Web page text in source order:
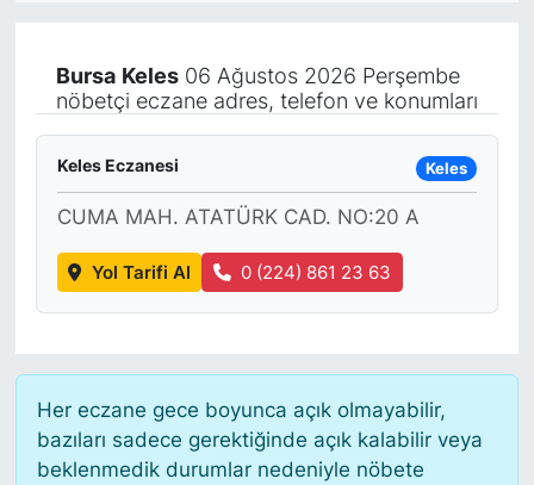
Bursa Keles06 Ağustos 2026 Perşembe
nöbetçi eczane adres, telefon ve konumları
Keles Eczanesi Keles
CUMA MAH. ATATÜRK CAD. NO:20 A
Yol Tarifi Al 0 (224) 861 23 63
Her eczane gece boyunca açık olmayabilir,
bazıları sadece gerektiğinde açık kalabilir veya
beklenmedik durumlar nedeniyle nöbete
KÖŞE YAZILARI (Arşiv)
KÜLTÜR SANAT
MAGAZİN
RÖPORTAJ
SARIYER HABERLERİ
SARIYER İMAR BARIŞI